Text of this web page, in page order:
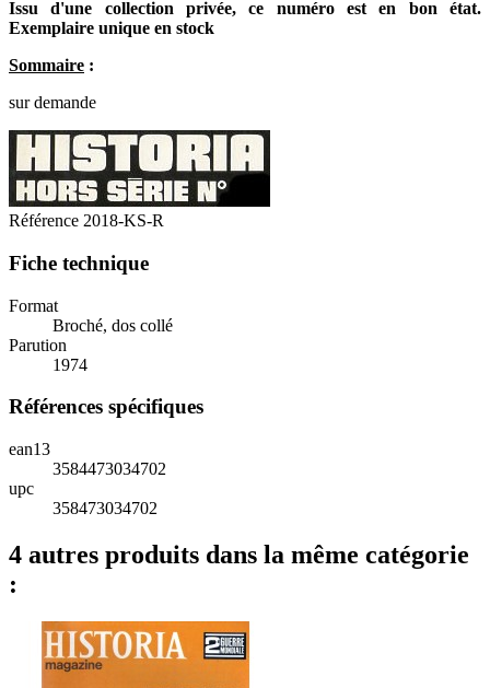
Issu d'une collection privée, ce numéro est en bon état.
Exemplaire unique en stock
Sommaire :
sur demande
Référence 2018-KS-R
Fiche technique
Format
Broché, dos collé
Parution
1974
Références spécifiques
ean13
3584473034702
upc
358473034702
4 autres produits dans la même catégorie
: